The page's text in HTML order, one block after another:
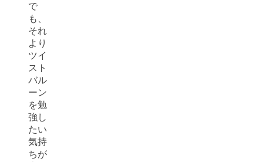
で
も、
それ
より
ツイ
スト
バル
ーン
を勉
強し
たい
気持
ちが